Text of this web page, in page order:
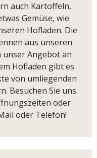
auch Kartoffeln,
Gemüse, wie
Hofladen. Die
aus unseren
Angebot an
Hofladen gibt es
von umliegenden
Besuchen Sie uns
oder
oder Telefon!